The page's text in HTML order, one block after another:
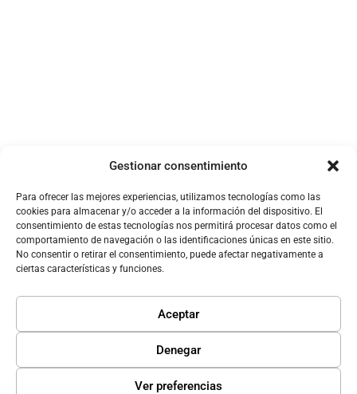
Gestionar consentimiento
Para ofrecer las mejores experiencias, utilizamos tecnologías como las
cookies para almacenar y/o acceder a la información del dispositivo. El
consentimiento de estas tecnologías nos permitirá procesar datos como el
comportamiento de navegación o las identificaciones únicas en este sitio.
No consentir o retirar el consentimiento, puede afectar negativamente a
ciertas características y funciones.
Aceptar
Denegar
Ver preferencias